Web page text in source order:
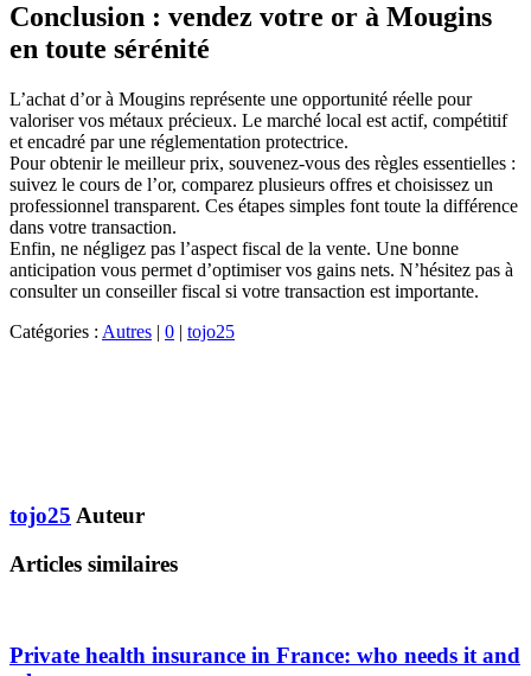
Conclusion : vendez votre or à Mougins
en toute sérénité
L’achat d’or à Mougins représente une opportunité réelle pour
valoriser vos métaux précieux. Le marché local est actif, compétitif
et encadré par une réglementation protectrice.
Pour obtenir le meilleur prix, souvenez-vous des règles essentielles :
suivez le cours de l’or, comparez plusieurs offres et choisissez un
professionnel transparent. Ces étapes simples font toute la différence
dans votre transaction.
Enfin, ne négligez pas l’aspect fiscal de la vente. Une bonne
anticipation vous permet d’optimiser vos gains nets. N’hésitez pas à
consulter un conseiller fiscal si votre transaction est importante.
Catégories : Autres | 0 | tojo25
tojo25 Auteur
Articles similaires
Private health insurance in France: who needs it and